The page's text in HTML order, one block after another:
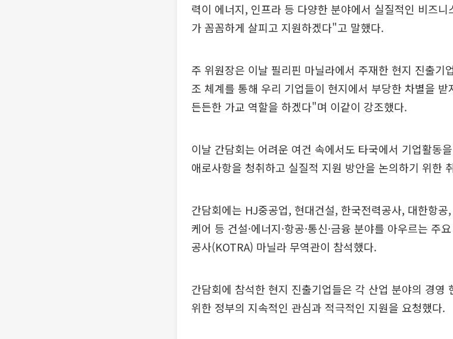
력이 에너지, 인프라 등 다양한 분야에서 실질적인 비즈
가 꼼꼼하게 살피고 지원하겠다"고 말했다.
주 위원장은 이날 필리핀 마닐라에서 주재한 현지 진출기
조 체계를 통해 우리 기업들이 현지에서 부당한 차별을
든든한 가교 역할을 하겠다"며 이같이 강조했다.
이날 간담회는 어려운 여건 속에서도 타국에서 기업활동
애로사항을 청취하고 실질적 지원 방안을 논의하기 위한
간담회에는 HJ중공업, 현대건설, 한국전력공사, 대한항
케어 등 건설·에너지·항공·통신·금융 분야를 아우르는 주
공사(KOTRA) 마닐라 무역관이 참석했다.
간담회에 참석한 현지 진출기업들은 각 산업 분야의 경영
위한 정부의 지속적인 관심과 적극적인 지원을 요청했다.